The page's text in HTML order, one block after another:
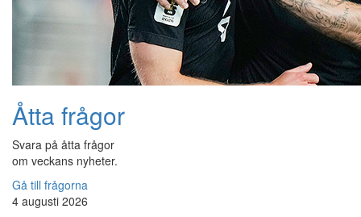
Åtta frågor
Svara på åtta frågor
om veckans nyheter.
Gå till frågorna
4 augusti 2026